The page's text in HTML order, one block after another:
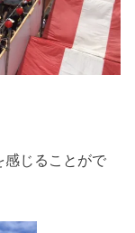
感じることがで